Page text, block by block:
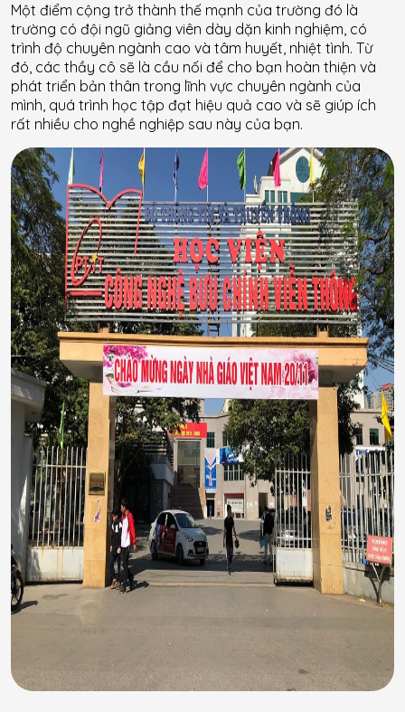
Một điểm cộng trở thành thế mạnh của trường đó là
trường có đội ngũ giảng viên dày dặn kinh nghiệm, có
trình độ chuyên ngành cao và tâm huyết, nhiệt tình. Từ
đó, các thầy cô sẽ là cầu nối để cho bạn hoàn thiện và
phát triển bản thân trong lĩnh vực chuyên ngành của
mình, quá trình học tập đạt hiệu quả cao và sẽ giúp ích
rất nhiều cho nghề nghiệp sau này của bạn.